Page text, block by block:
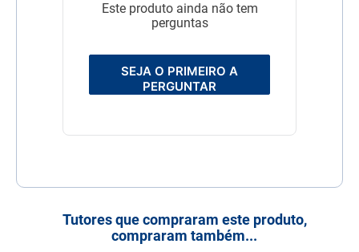
Este produto ainda não tem
perguntas
SEJA O PRIMEIRO A
PERGUNTAR
Tutores que compraram este produto,
compraram também...